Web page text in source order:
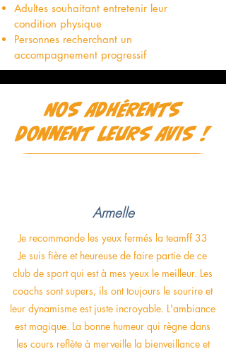
Adultes souhaitant entretenir leur
condition physique
Personnes recherchant un
accompagnement progressif
NOS ADHÉRENTS
DONNENT LEURS AVIS !
Armelle
Je recommande les yeux fermés la teamff 33
Je suis fière et heureuse de faire partie de ce
club de sport qui est à mes yeux le meilleur. Les
coachs sont supers, ils ont toujours le sourire et
leur dynamisme est juste incroyable. L'ambiance
est magique. La bonne humeur qui règne dans
les cours reflète à merveille la bienveillance et